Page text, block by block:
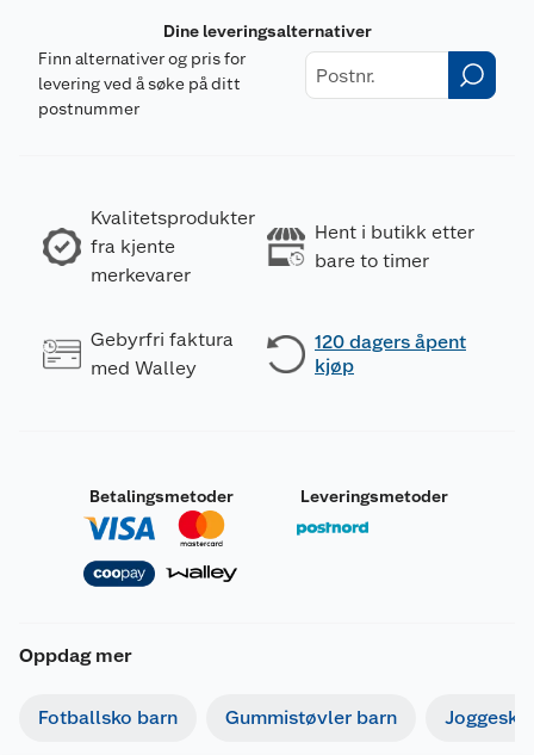
Dine leveringsalternativer
Finn alternativer og pris for
levering ved å søke på ditt
postnummer
Kvalitetsprodukter
fra kjente
merkevarer
Hent i butikk etter
bare to timer
Gebyrfri faktura
med Walley
120 dagers åpent
kjøp
Betalingsmetoder Leveringsmetoder
Oppdag mer
Fotballsko barn Gummistøvler barn Joggesko